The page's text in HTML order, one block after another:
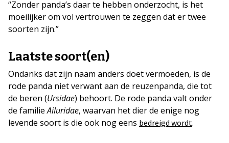
“Zonder panda’s daar te hebben onderzocht, is het
moeilijker om vol vertrouwen te zeggen dat er twee
soorten zijn.”
Laatste soort(en)
Ondanks dat zijn naam anders doet vermoeden, is de
rode panda niet verwant aan de reuzenpanda, die tot
de beren (Ursidae) behoort. De rode panda valt onder
de familieAiluridae, waarvan het dier de enige nog
levende soort is die ook nog eens bedreigd wordt.